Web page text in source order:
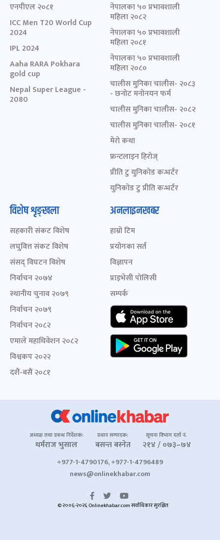
एनपीएल २०८१
ICC Men T20 World Cup
2024
IPL 2024
Aaha RARA Pokhara
gold cup
Nepal Super League -
2080
नेपालका ५० प्रभावशाली
महिला २०८२
नेपालका ५० प्रभावशाली
महिला २०८१
नेपालका ५० प्रभावशाली
महिला २०८०
चालीस मुनिका चालीस- २०८३
- छनोट मनोनयन फर्म
चालीस मुनिका चालीस- २०८२
चालीस मुनिका चालीस- २०८१
मेरो कथा
फ्रन्टलाइन हिरोज्
प्रीति टु युनिकोड कन्भर्टर
युनिकोड टु प्रीति कन्भर्टर
विशेष शृङ्खला
सहकारी संकट विशेष
लघुवित्त संकट विशेष
संसद् विघटन विशेष
निर्वाचन २०७४
स्थानीय चुनाव २०७९
निर्वाचन २०७९
निर्वाचन २०८२
एमाले महाधिवेशन २०८२
विश्वकप २०२२
दशैं-बसैं २०८१
अनलाइनखबर
हाम्रो टिम
प्रयोगका सर्त
विज्ञापन
प्राइभेसी पोलिसी
सम्पर्क
अध्यक्ष तथा प्रबन्ध निर्देशक:
धर्मराज भुसाल
प्रधान सम्पादक:
बसन्त बस्नेत
सूचना विभाग दर्ता नं.
२१४ / ०७३–७४
+977-1-4790176, +977-1-4796489
news@onlinekhabar.com
© २००६-२०२६ Onlinekhabar.com सर्वाधिकार सुरक्षित